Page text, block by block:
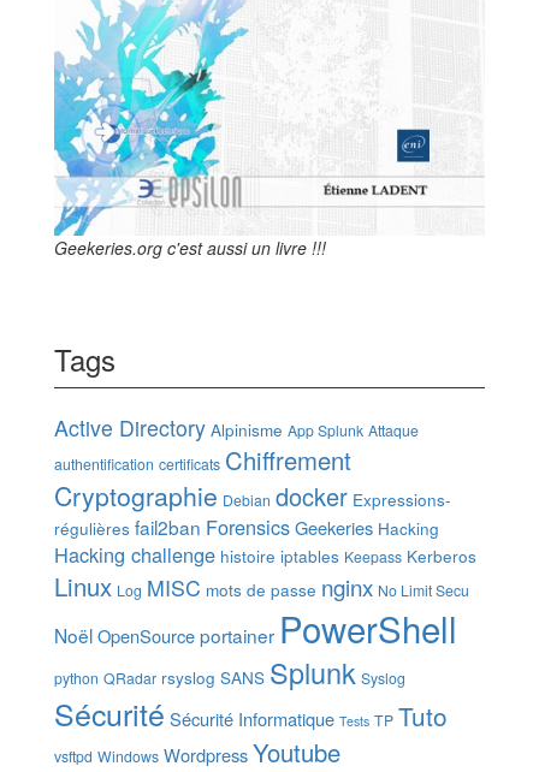
Geekeries.org c'est aussi un livre !!!
Tags
Active Directory Alpinisme App Splunk Attaque
authentification certificats Chiffrement
Cryptographie Debian docker Expressions-
régulières fail2ban ForensicsGeekeries Hacking
Hacking challenge histoire iptables Keepass Kerberos
Linux Log MISC mots de passe nginx No Limit Secu
NoëlOpenSourceportainer PowerShell
python QRadar rsyslog SANS Splunk Syslog
Sécurité Sécurité Informatique Tests TP Tuto
vsftpd Windows WordpressYoutube